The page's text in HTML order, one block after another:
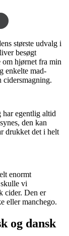
største udvalg i
besøgt
om hjørnet fra min
enkelte mad-
cidersmagning.
har egentlig altid
den kan
drukket det i helt
enormt
vi
cider. Den er
eller manchego.
og dansk